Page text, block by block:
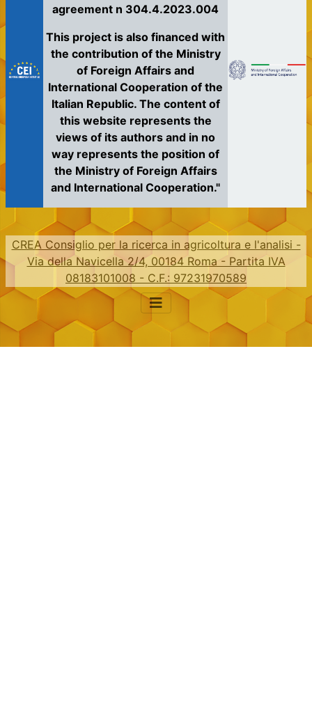
agreement n 304.4.2023.004
This project is also financed with
the contribution of the Ministry
of Foreign Affairs and
International Cooperation of the
Italian Republic. The content of
this website represents the
views of its authors and in no
way represents the position of
the Ministry of Foreign Affairs
and International Cooperation."
CREA Consiglio per la ricerca in agricoltura e l'analisi -
Via della Navicella 2/4, 00184 Roma - Partita IVA
08183101008 - C.F.: 97231970589